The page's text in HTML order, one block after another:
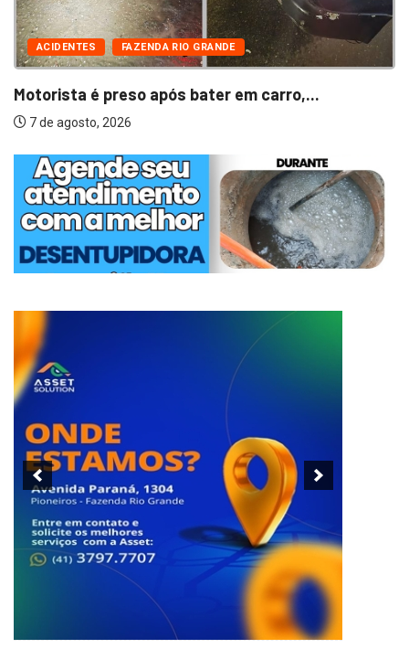
ACIDENTES FAZENDA RIO GRANDE
Motorista é preso após bater em carro,...
7 de agosto, 2026